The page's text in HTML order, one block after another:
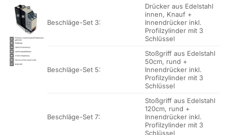
Beschläge-Set 3:
Drücker aus Edelstahl
innen, Knauf +
Innendrücker inkl.
Profilzylinder mit 3
Schlüssel
Beschläge-Set 5:
Stoßgriff aus Edelstahl
50cm, rund +
Innendrücker inkl.
Profilzylinder mit 3
Schlüssel
Beschläge-Set 7:
Stoßgriff aus Edelstahl
120cm, rund +
Innendrücker inkl.
Profilzylinder mit 3
Schlüssel